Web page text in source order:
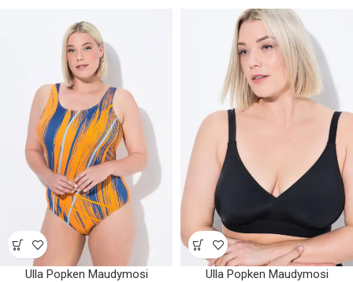
Ulla Popken Maudymosi
Ulla Popken Maudymosi